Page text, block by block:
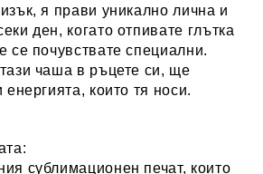
я прави уникално лична и
ден, когато отпивате глътка
се почувствате специални.
чаша в ръцете си, ще
енергията, които тя носи.
сублимационен печат, които